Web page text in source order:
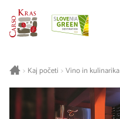
> Kaj početi > Vino in kulinarika